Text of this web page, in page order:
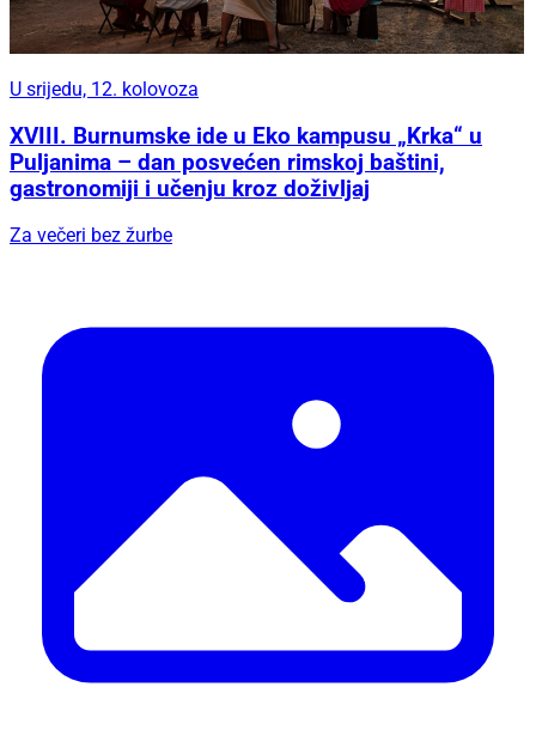
U srijedu, 12. kolovoza
XVIII. Burnumske ide u Eko kampusu „Krka“ u
Puljanima – dan posvećen rimskoj baštini,
gastronomiji i učenju kroz doživljaj
Za večeri bez žurbe